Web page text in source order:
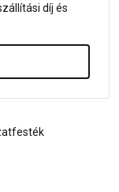
díj és